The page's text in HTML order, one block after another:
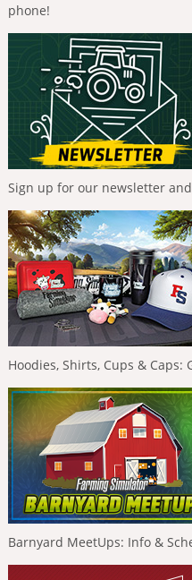
phone!
Sign up for our newsletter
Hoodies, Shirts, Cups &
Barnyard MeetUps: Info &